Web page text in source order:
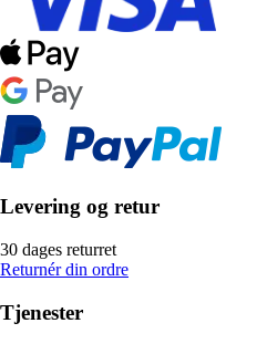
Levering og retur
30 dages returret
Returnér din ordre
Tjenester